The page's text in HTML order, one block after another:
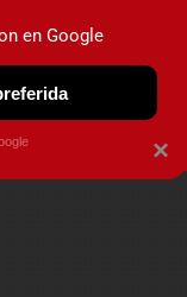
×
en Google